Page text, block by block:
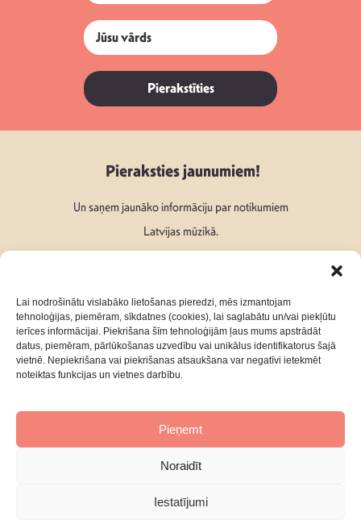
Lai nodrošinātu vislabāko lietošanas pieredzi, mēs izmantojam
tehnoloģijas, piemēram, sīkdatnes (cookies), lai saglabātu un/vai piekļūtu
ierīces informācijai. Piekrišana šīm tehnoloģijām ļaus mums apstrādāt
datus, piemēram, pārlūkošanas uzvedību vai unikālus identifikatorus šajā
vietnē. Nepiekrišana vai piekrišanas atsaukšana var negatīvi ietekmēt
noteiktas funkcijas un vietnes darbību.
Pieņemt
Noraidīt
Iestatījumi
Pierakstīties
Pieraksties jaunumiem!
Un saņem jaunāko informāciju par notikumiem
Latvijas mūzikā.
Seko mums:
Par mumsKontakti